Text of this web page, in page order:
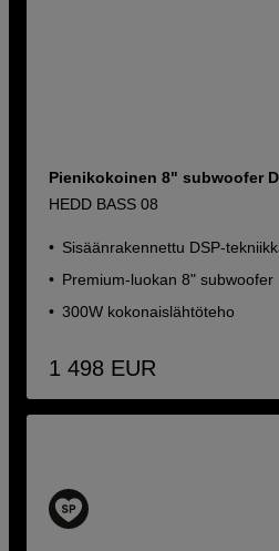
Pienikokoinen 8" subwoofer
HEDD BASS 08
Sisäänrakennettu DSP-
Premium-luokan 8" subwoofer
300W kokonaislähtöteho
1 498 EUR